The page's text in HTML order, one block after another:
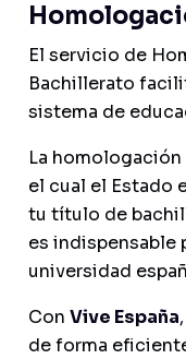
El servicio de
Bachillerato
sistema de
La
el cual el Estado
tu título de
es indispensable
universidad
Con Vive España
de forma